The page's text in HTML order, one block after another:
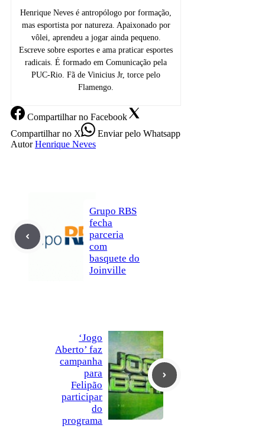
Henrique Neves é antropólogo por formação,
mas esportista por natureza. Apaixonado por
vôlei, aprendeu a jogar ainda pequeno.
Escreve sobre esportes e ama praticar esportes
radicais. É formado em Comunicação pela
PUC-Rio. Fã de Vinicius Jr, torce pelo
Flamengo.
Compartilharno Facebook
Compartilharno X Enviarpelo Whatsapp
Autor Henrique Neves
Grupo RBS
fecha
parceria
com
basquete do
Joinville
‘Jogo
Aberto’ faz
campanha
para
Felipão
participar
do
programa